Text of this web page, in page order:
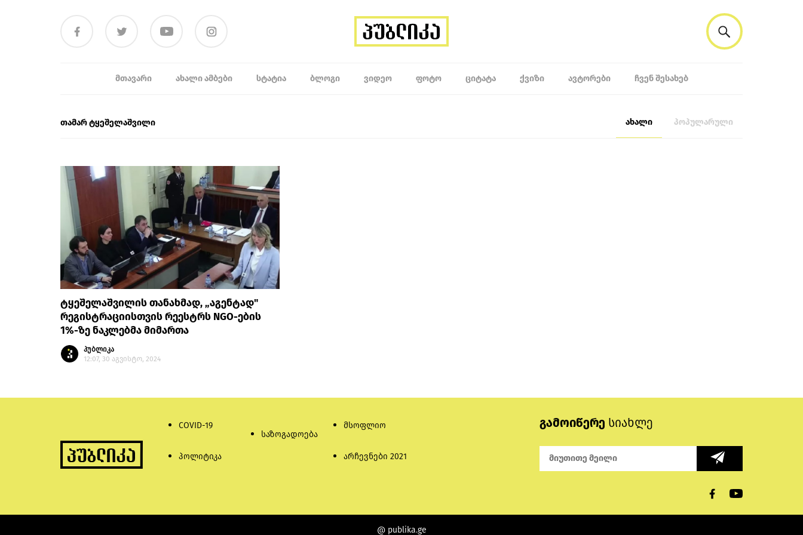
ᲛᲗᲐᲕᲐᲠᲘ ᲐᲮᲐᲚᲘ ᲐᲛᲑᲔᲑᲘ ᲡᲢᲐᲢᲘᲐ ᲑᲚᲝᲒᲘ ᲕᲘᲓᲔᲝ ᲤᲝᲢᲝ ᲪᲘᲢᲐᲢᲐ ᲥᲕᲘᲖᲘ ᲐᲕᲢᲝᲠᲔᲑᲘ ᲩᲕᲔᲜ ᲨᲔᲡᲐᲮᲔᲑ
თამარ ტყეშელაშვილი ახალი პოპულარული
ტყეშელაშვილის თანახმად, „აგენტად"
რეგისტრაციისთვის რეესტრს NGO-ების
1%-ზე ნაკლებმა მიმართა
პუბლიკა
12:07, 30 აგვისტო, 2024
COVID-19
პოლიტიკა
საზოგადოება
მსოფლიო
არჩევნები 2021
გამოიწერე სიახლე
@ publika.ge